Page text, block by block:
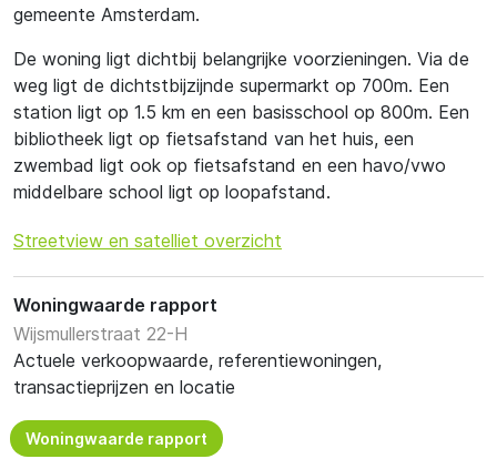
gemeente Amsterdam.
De woning ligt dichtbij belangrijke voorzieningen. Via de
weg ligt de dichtstbijzijnde supermarkt op 700m. Een
station ligt op 1.5 km en een basisschool op 800m. Een
bibliotheek ligt op fietsafstand van het huis, een
zwembad ligt ook op fietsafstand en een havo/vwo
middelbare school ligt op loopafstand.
Streetview en satelliet overzicht
Woningwaarde rapport
Wijsmullerstraat 22-H
Actuele verkoopwaarde, referentiewoningen,
transactieprijzen en locatie
Woningwaarde rapport